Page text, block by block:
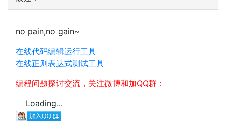
no pain,no gain~
在线代码编辑运行工具
在线正则表达式测试工具
编程问题探讨交流，关注微博和加QQ群：
Loading...